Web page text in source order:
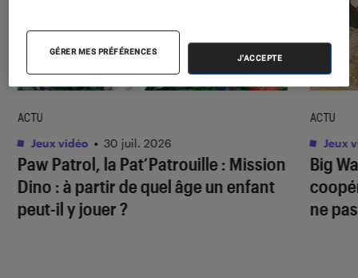
Paw Patrol, la Pat’Patrouille : Mission
Dino : à partir de quel âge un enfant
peut-il y jouer ?
ACTU
Jeux vidéo • 30 juil. 2026
Big
ne
ACTU
Jeux
GÉRER MES PRÉFÉRENCES
J'ACCEPTE